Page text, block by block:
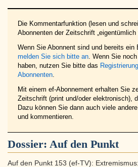
Die Kommentarfunktion (lesen und
Abonnenten der Zeitschrift „eigentümlich
Wenn Sie Abonnent sind und bereits ein
melden Sie sich bitte an. Wenn Sie
haben, nutzen Sie bitte das
Abonnenten.
Mit einem ef-Abonnement erhalten Sie
Zeitschrift (print und/oder elektronisch),
Dazu können Sie dann auch viele
und kommentieren.
Dossier: Auf den Punkt
Auf den Punkt 153 (ef-TV):